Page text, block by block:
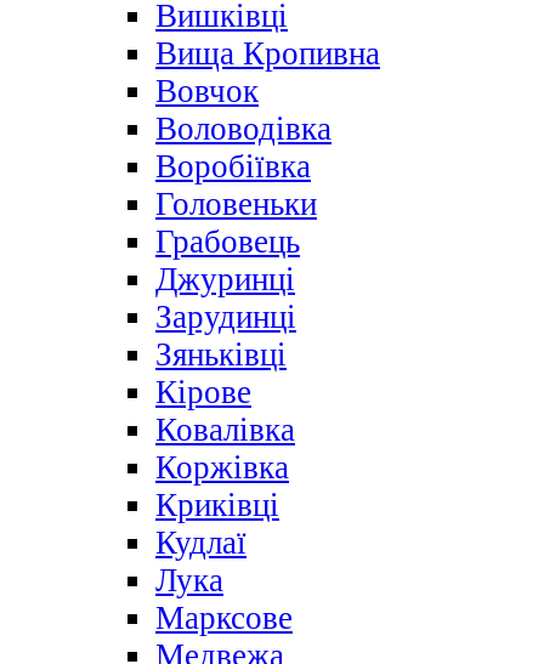
Вишківці
Вища Кропивна
Вовчок
Воловодівка
Воробіївка
Головеньки
Грабовець
Джуринці
Зарудинці
Зяньківці
Кірове
Ковалівка
Коржівка
Криківці
Кудлаї
Лука
Марксове
Медвежа